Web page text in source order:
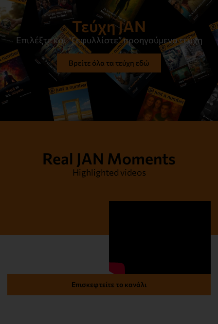
Τεύχη JAN
Επιλέξτε και “ξεφυλλίστε” προηγούμενα τεύχη
Βρείτε όλα τα τεύχη εδώ
Real JAN Moments
Highlighted videos
Επισκεφτείτε το κανάλι